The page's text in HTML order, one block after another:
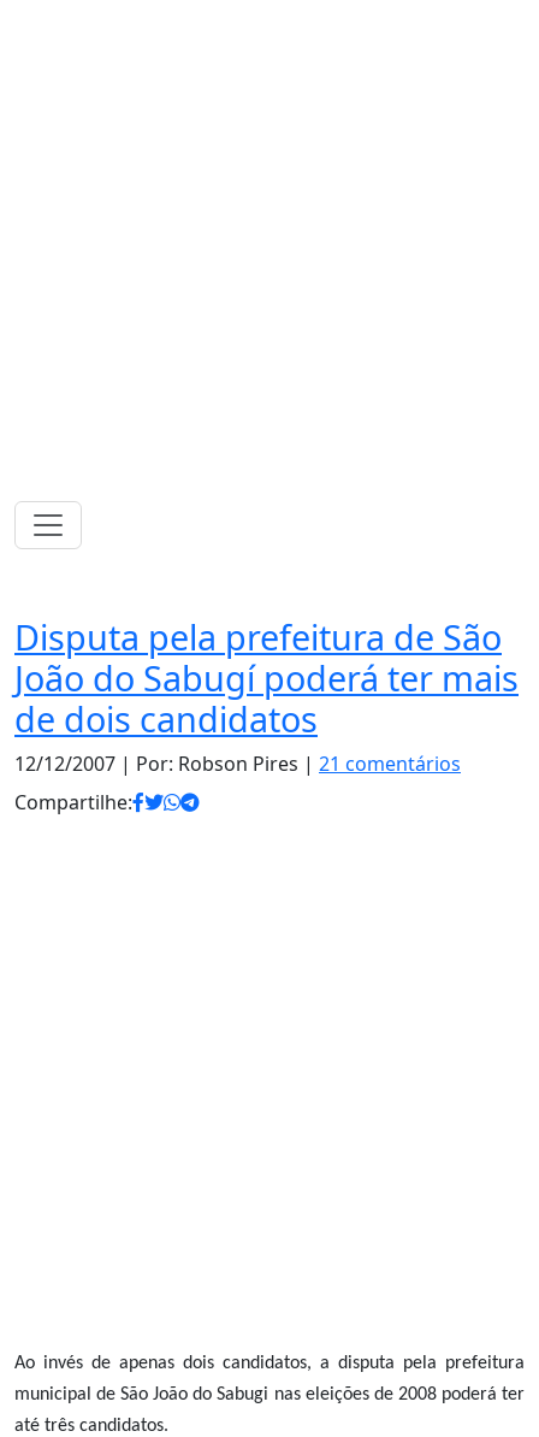
Disputa pela prefeitura de São
João do Sabugí poderá ter mais
de dois candidatos
12/12/2007 | Por: Robson Pires | 21 comentários
Compartilhe:
Ao invés de apenas dois candidatos, a disputa pela prefeitura
municipal de São João do Sabugi nas eleições de 2008 poderá ter
até três candidatos.